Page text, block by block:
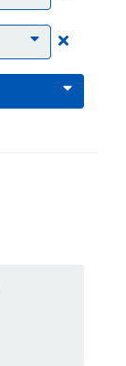
Clic